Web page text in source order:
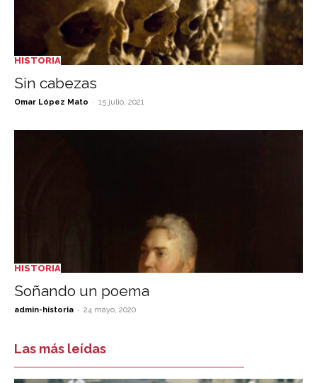
HISTORIA
Sin cabezas
Omar López Mato - 15 julio, 2021
HISTORIA
Soñando un poema
admin-historia - 24 mayo, 2020
Las más leídas